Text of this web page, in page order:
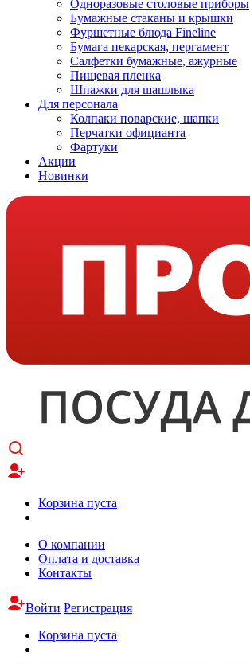
Одноразовые столовые приборы
Бумажные стаканы и крышки
Фуршетные блюда Fineline
Бумага пекарская, пергамент
Салфетки бумажные, ажурные
Пищевая пленка
Шпажки для шашлыка
Для персонала
Колпаки поварские, шапки
Перчатки официанта
Фартуки
Акции
Новинки
Корзина пуста
О компании
Оплата и доставка
Контакты
Войти Регистрация
Корзина пуста